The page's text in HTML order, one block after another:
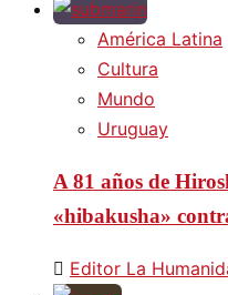
América Latina
Cultura
Mundo
Uruguay
A 81 años de
«hibakusha»
Editor La